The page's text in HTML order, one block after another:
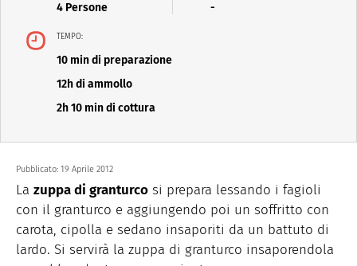
4 Persone -
TEMPO:
10 min di preparazione
12h di ammollo
2h 10 min di cottura
Pubblicato: 19 Aprile 2012
La zuppa di granturco si prepara lessando i fagioli
con il granturco e aggiungendo poi un soffritto con
carota, cipolla e sedano insaporiti da un battuto di
lardo. Si servirà la zuppa di granturco insaporendola